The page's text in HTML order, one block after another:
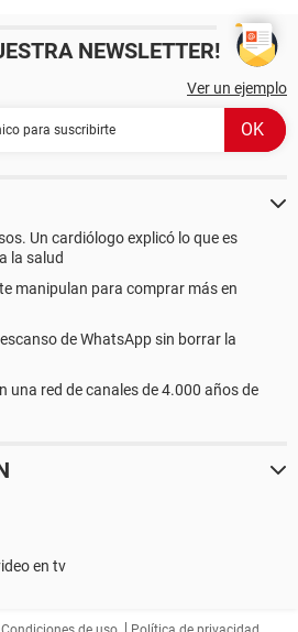
NEWSLETTER!
Ver un ejemplo
Un cardiólogo explicó lo que es
la salud
manipulan para comprar más en
de WhatsApp sin borrar la
una red de canales de 4.000 años de
en tv